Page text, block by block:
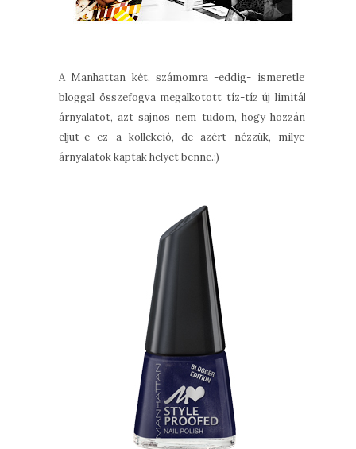
A Manhattan két, számomra -eddig- ismeretlen
bloggal összefogva megalkotott tíz-tíz új limitált
árnyalatot, azt sajnos nem tudom, hogy hozzánk
eljut-e ez a kollekció, de azért nézzük, milyen
árnyalatok kaptak helyet benne.:)